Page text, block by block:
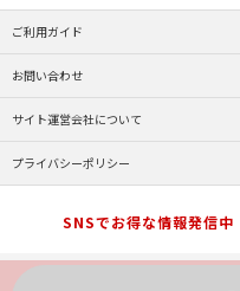
ご利用ガイド
お問い合わせ
サイト運営会社について
プライバシーポリシー
SNSでお得な情報発信中